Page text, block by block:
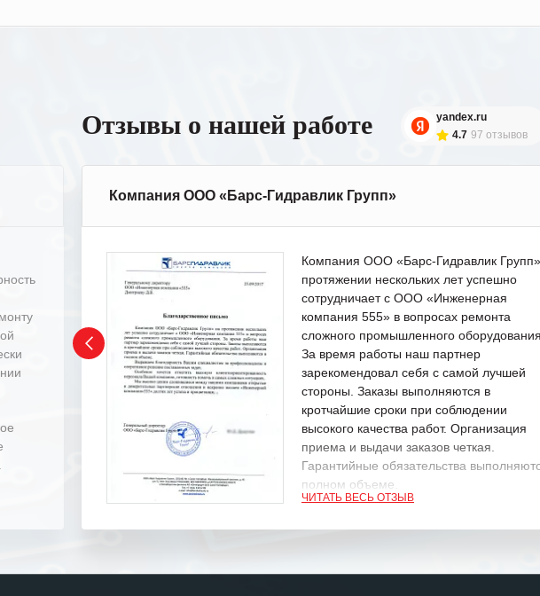
Отзывы о нашей работе
yandex.ru
4.7 97 отзывов
Компания ООО «Барс-Гидравлик Групп»
Компания ООО «Барс-Гидравлик
протяжении нескольких лет успешно
сотрудничает с ООО «Инженерная
компания 555» в вопросах ремонта
сложного промышленного оборудования.
За время работы наш партнер
зарекомендовал себя с самой лучшей
стороны. Заказы выполняются в
кротчайшие сроки при соблюдении
высокого качества работ. Организация
приема и выдачи заказов четкая.
Гарантийные обязательства
полном объеме.
ЧИТАТЬ ВЕСЬ ОТЗЫВ